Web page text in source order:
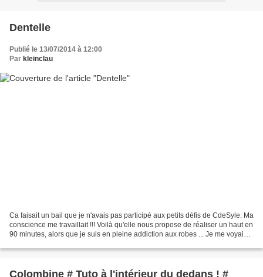
Dentelle
Publié le 13/07/2014 à 12:00
Par kleinclau
Ca faisait un bail que je n'avais pas participé aux petits défis de CdeSyle. Ma
conscience me travaillait !!! Voilà qu'elle nous propose de réaliser un haut en
90 minutes, alors que je suis en pleine addiction aux robes ... Je me voyais
Colombine # Tuto à l'intérieur du dedans ! #